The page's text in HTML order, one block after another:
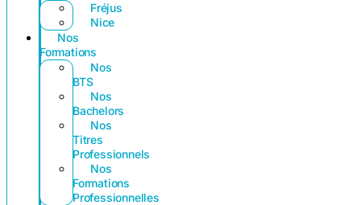
Fréjus
Nice
Nos
Formations
Nos
BTS
Nos
Bachelors
Nos
Titres
Professionnels
Nos
Formations
Professionnelles